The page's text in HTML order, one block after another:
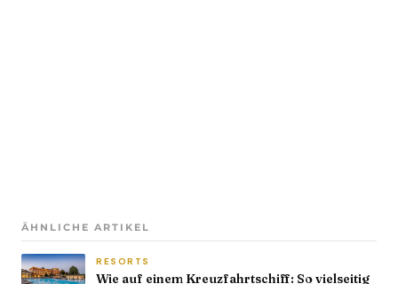
ÄHNLICHE ARTIKEL
RESORTS
Wie auf einem Kreuzfahrtschiff: So vielseitig